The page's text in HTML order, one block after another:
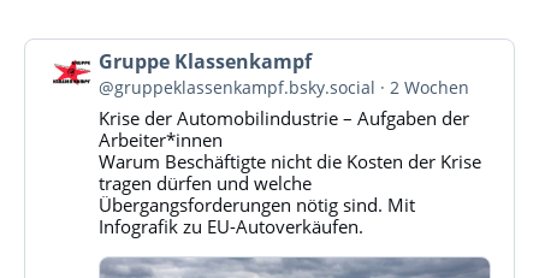
Beitrag
von
Gruppe
Klassenkampf
Bluesky
ansehen
Gruppe Klassenkampf
@gruppeklassenkampf.bsky.social 2 Wochen
Krise der Automobilindustrie – Aufgaben der
Arbeiter*innen
Warum Beschäftigte nicht die Kosten der Krise
tragen dürfen und welche
Übergangsforderungen nötig sind. Mit
Infografik zu EU-Autoverkäufen.